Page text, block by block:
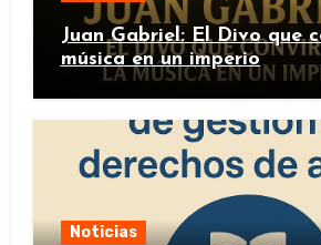
Juan Gabriel: El Divo que
música en un imperio
Noticias